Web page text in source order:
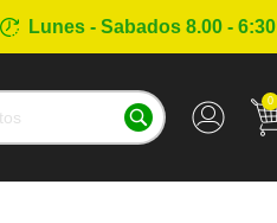
Lunes - Sabados 8.00 - 6:30
0